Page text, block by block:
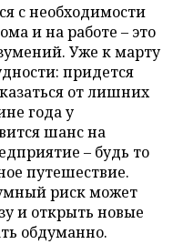
с необходимости
и на работе – это
Уже к марту
придется
от лишних
года у
шанс на
– будь то
путешествие.
риск может
и открыть новые
обдуманно.